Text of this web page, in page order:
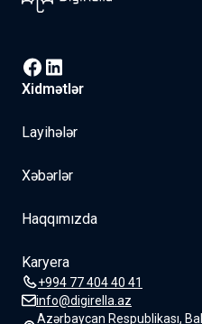
Xidmətlər
Layihələr
Xəbərlər
Haqqımızda
Karyera
+994 77 404 40 41
info@digirella.az
Azərbaycan Respublikası,